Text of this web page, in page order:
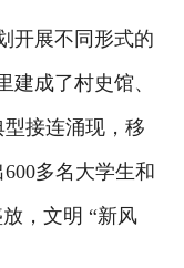
开展不同形式的
成了村史馆、
接连涌现，移
多名大学生和
，文明 “新风